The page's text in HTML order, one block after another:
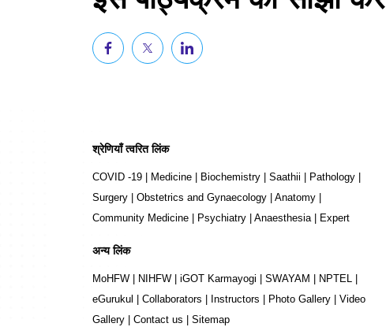
श्रेणियाँ त्वरित लिंक
COVID -19 Medicine Biochemistry Saathii Pathology
Surgery
Obstetrics and Gynaecology Anatomy
Community Medicine
Psychiatry Anaesthesia| Expert
अन्य लिंक
MoHFW NIHFW iGOT Karmayogi SWAYAM NPTEL
eGurukul
Collaborators Instructors Photo Gallery
Video
Gallery
Contact us Sitemap